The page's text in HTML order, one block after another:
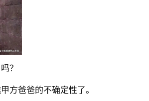
？
方爸爸的不确定性了。